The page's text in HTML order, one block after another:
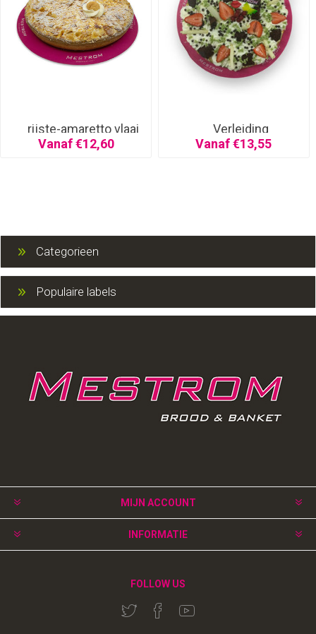
rijste-amaretto vlaai
Vanaf €12,60
Verleiding
Vanaf €13,55
Categorieen
Populaire labels
MIJN ACCOUNT
INFORMATIE
FOLLOW US